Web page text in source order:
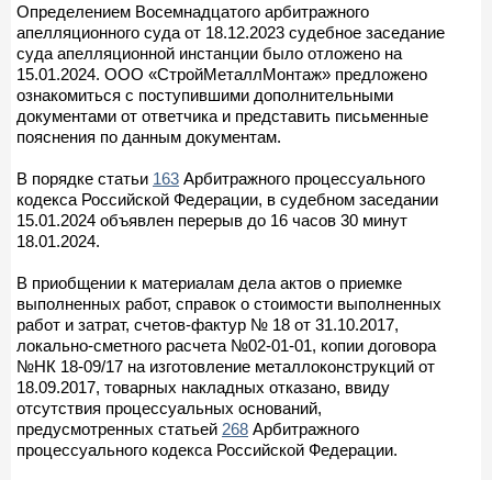
Определением Восемнадцатого арбитражного
апелляционного суда от 18.12.2023 судебное заседание
суда апелляционной инстанции было отложено на
15.01.2024. ООО «СтройМеталлМонтаж» предложено
ознакомиться с поступившими дополнительными
документами от ответчика и представить письменные
пояснения по данным документам.
В порядке статьи 163 Арбитражного процессуального
кодекса Российской Федерации, в судебном заседании
15.01.2024 объявлен перерыв до 16 часов 30 минут
18.01.2024.
В приобщении к материалам дела актов о приемке
выполненных работ, справок о стоимости выполненных
работ и затрат, счетов-фактур № 18 от 31.10.2017,
локально-сметного расчета №02-01-01, копии договора
№НК 18-09/17 на изготовление металлоконструкций от
18.09.2017, товарных накладных отказано, ввиду
отсутствия процессуальных оснований,
предусмотренных статьей 268 Арбитражного
процессуального кодекса Российской Федерации.